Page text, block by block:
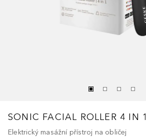
SONIC FACIAL ROLLER 4 IN 1
Elektrický masážní přístroj na obličej